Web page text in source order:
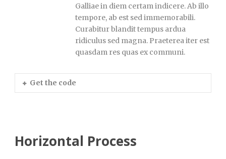
Galliae in diem certam indicere. Ab illo
tempore, ab est sed immemorabili.
Curabitur blandit tempus ardua
ridiculus sed magna. Praeterea iter est
quasdam res quas ex communi.
Get the code
Horizontal Process